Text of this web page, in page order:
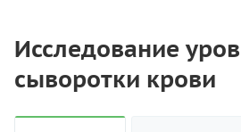
Исследование
сыворотки крови